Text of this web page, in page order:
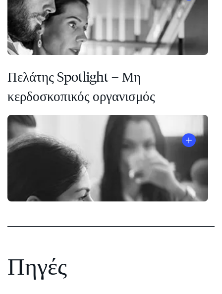
Πελάτης Spotlight – Μη
κερδοσκοπικός οργανισμός
Πηγές